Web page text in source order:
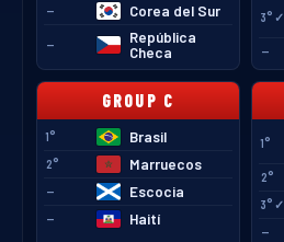
— Corea del Sur
—
República
Checa
3°✓
—
GROUP C
1° Brasil
2° Marruecos
— Escocia
— Haití
1°
2°
3°✓
—